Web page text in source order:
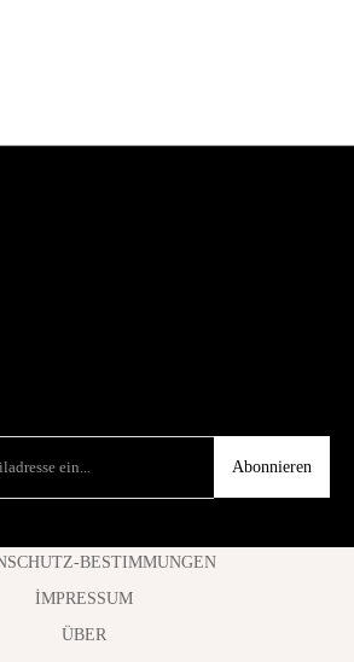
Abonnieren
BESTIMMUNGEN
İMPRESSUM
ÜBER